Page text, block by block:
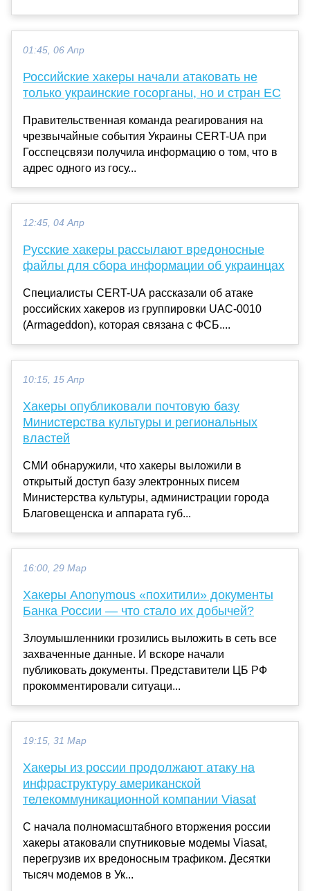
01:45, 06 Апр
Российские хакеры начали атаковать не
только украинские госорганы, но и стран ЕС
Правительственная команда реагирования на
чрезвычайные события Украины CERT-UA при
Госспецсвязи получила информацию о том, что в
адрес одного из госу...
12:45, 04 Апр
Русские хакеры рассылают вредоносные
файлы для сбора информации об украинцах
Специалисты CERT-UA рассказали об атаке
российских хакеров из группировки UAC-0010
(Armageddon), которая связана с ФСБ....
10:15, 15 Апр
Хакеры опубликовали почтовую базу
Министерства культуры и региональных
властей
СМИ обнаружили, что хакеры выложили в
открытый доступ базу электронных писем
Министерства культуры, администрации города
Благовещенска и аппарата губ...
16:00, 29 Мар
Хакеры Anonymous «похитили» документы
Банка России — что стало их добычей?
Злоумышленники грозились выложить в сеть все
захваченные данные. И вскоре начали
публиковать документы. Представители ЦБ РФ
прокомментировали ситуаци...
19:15, 31 Мар
Хакеры из россии продолжают атаку на
инфраструктуру американской
телекоммуникационной компании Viasat
С начала полномасштабного вторжения россии
хакеры атаковали спутниковые модемы Viasat,
перегрузив их вредоносным трафиком. Десятки
тысяч модемов в Ук...